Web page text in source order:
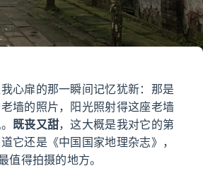
心扉的那一瞬间记忆犹新：那是
墙的照片，阳光照射得这座老墙
既丧又甜，这大概是我对它的第
它还是《中国国家地理杂志》，
值得拍摄的地方。